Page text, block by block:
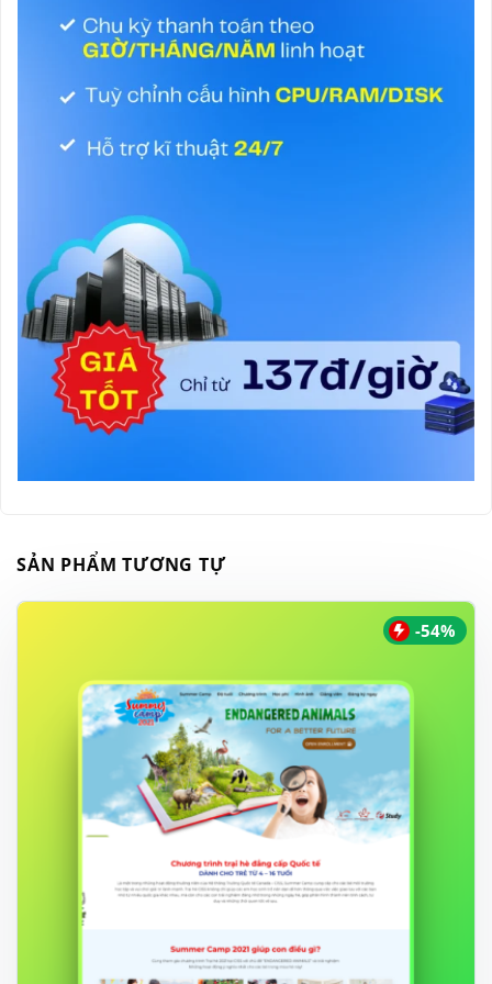
SẢN PHẨM TƯƠNG TỰ
-54%